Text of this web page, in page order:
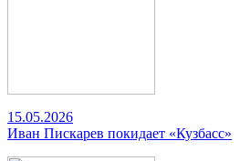
15.05.2026
Иван Пискарев покидает «Кузбасс»